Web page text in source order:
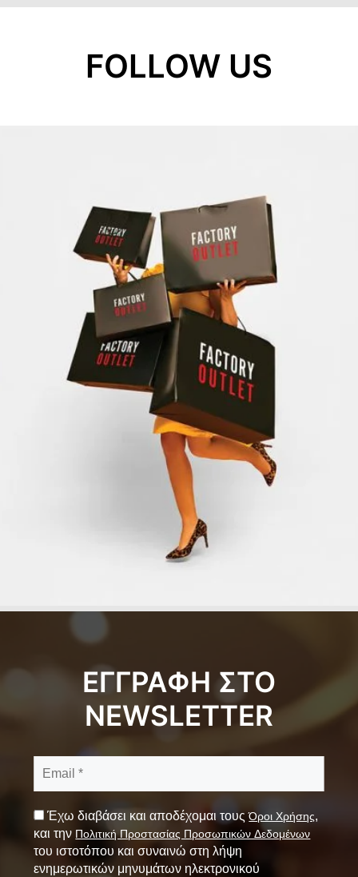
FOLLOW US
ΕΓΓΡΑΦΗ ΣΤΟ
NEWSLETTER
Έχω διαβάσει και αποδέχομαι τουςΌροι Χρήσης,
και την Πολιτική Προστασίας Προσωπικών Δεδομένων
του ιστοτόπου και συναινώ στη λήψη
ενημερωτικών μηνυμάτων ηλεκτρονικού